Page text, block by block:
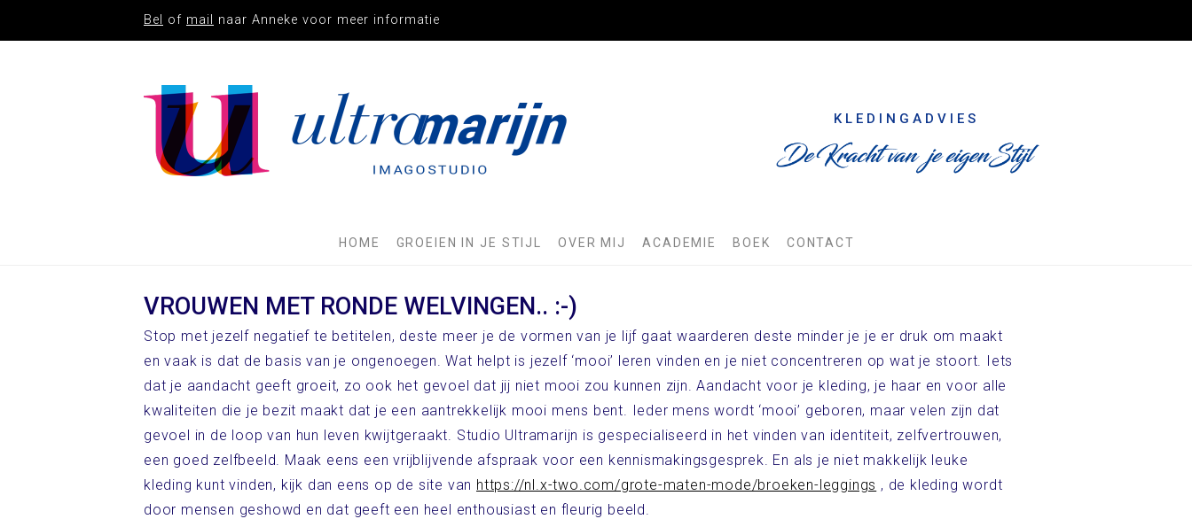
Bel of mail naar Anneke voor meer informatie
IMAGO
STUDIO
KLEDINGADVIES
HOME GROEIEN IN JE STIJL OVER MIJ ACADEMIE BOEK CONTACT
VROUWEN MET RONDE WELVINGEN.. :-)
Stop met jezelf negatief te betitelen, deste meer je de vormen van je lijf gaat waarderen deste minder je je er druk om maakt
en vaak is dat de basis van je ongenoegen. Wat helpt is jezelf ‘mooi’ leren vinden en je niet concentreren op wat je stoort. Iets
dat je aandacht geeft groeit, zo ook het gevoel dat jij niet mooi zou kunnen zijn. Aandacht voor je kleding, je haar en voor alle
kwaliteiten die je bezit maakt dat je een aantrekkelijk mooi mens bent. Ieder mens wordt ‘mooi’ geboren, maar velen zijn dat
gevoel in de loop van hun leven kwijtgeraakt. Studio Ultramarijn is gespecialiseerd in het vinden van identiteit, zelfvertrouwen,
een goed zelfbeeld. Maak eens een vrijblijvende afspraak voor een kennismakingsgesprek. En als je niet makkelijk leuke
kleding kunt vinden, kijk dan eens op de site van https://nl.x-two.com/grote-maten-mode/broeken-leggings , de kleding wordt
door mensen geshowd en dat geeft een heel enthousiast en fleurig beeld.